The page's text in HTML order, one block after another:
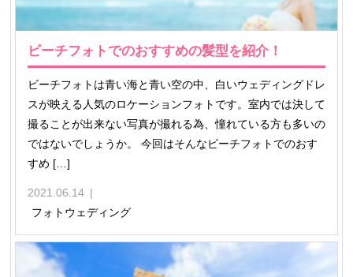
ビーチフォトでのおすすめの髪型を紹介！
ビーチフォトは青い海と青い空の中、白いウェディングドレ
スが映える人気のロケーションフォトです。室内では決して
撮ることが出来ない写真が撮れる為、憧れている方も多いの
ではないでしょうか。 今回はそんなビーチフォトでのおす
すめ […]
2021.06.14
フォトウェディング